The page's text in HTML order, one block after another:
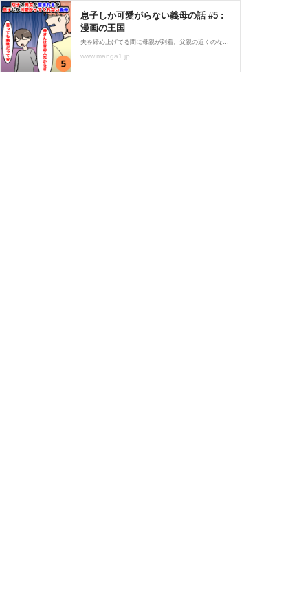
息子しか可愛がらない義母の話 #5 :
漫画の王国
夫を締め上げてる間に母親が到着。父親の近くのない夫とはもう一緒にいれないと決意し、実家に帰ることに・・・このお話を始めから読む↓前回のお話はこちら↓ 妊娠中から産後しばらく続いた旦那の浮気の証拠を握り離婚の理由として使う事に・・・
www.manga1.jp